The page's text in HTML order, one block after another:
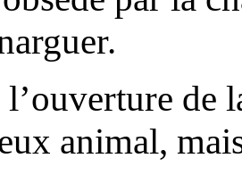
de
animal,